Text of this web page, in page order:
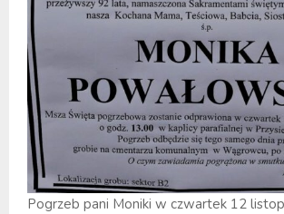
Pogrzeb pani Moniki w czwartek 12